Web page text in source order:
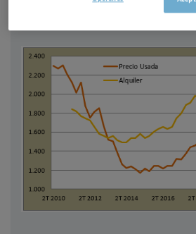
2al